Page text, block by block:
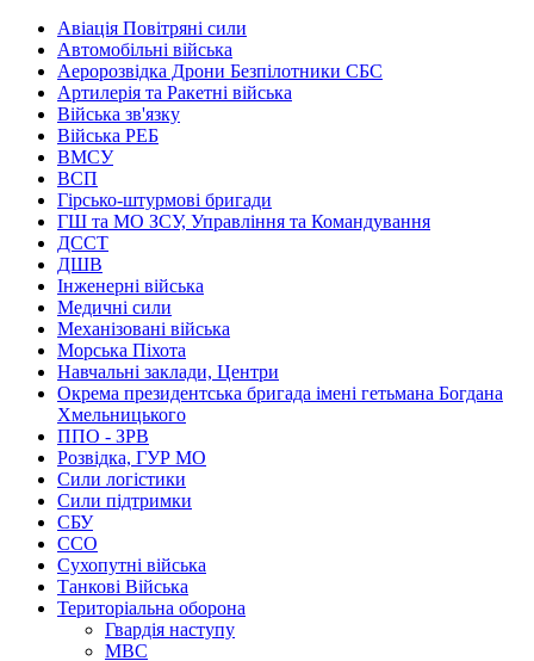
Авіація Повітряні сили
Автомобільні війська
Аеророзвідка Дрони Безпілотники СБС
Артилерія та Ракетні війська
Війська зв'язку
Війська РЕБ
ВМСУ
ВСП
Гірсько-штурмові бригади
ГШ та МО ЗСУ, Управління та Командування
ДССТ
ДШВ
Інженерні війська
Медичні сили
Механізовані війська
Морська Піхота
Навчальні заклади, Центри
Окрема президентська бригада імені гетьмана Богдана
Хмельницького
ППО - ЗРВ
Розвідка, ГУР МО
Сили логістики
Сили підтримки
СБУ
ССО
Сухопутні війська
Танкові Війська
Територіальна оборона
Гвардія наступу
МВС